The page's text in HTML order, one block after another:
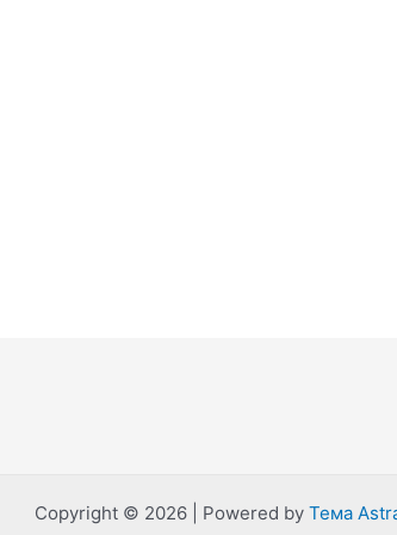
Copyright © 2026 | Powered by Тема